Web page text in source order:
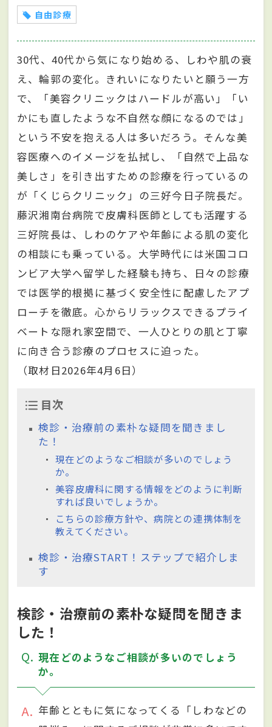
自由診療
30代、40代から気になり始める、しわや肌の衰
え、輪郭の変化。きれいになりたいと願う一方
で、「美容クリニックはハードルが高い」「い
かにも直したような不自然な顔になるのでは」
という不安を抱える人は多いだろう。そんな美
容医療へのイメージを払拭し、「自然で上品な
美しさ」を引き出すための診療を行っているの
が「くじらクリニック」の三好今日子院長だ。
藤沢湘南台病院で皮膚科医師としても活躍する
三好院長は、しわのケアや年齢による肌の変化
の相談にも乗っている。大学時代には米国コロ
ンビア大学へ留学した経験も持ち、日々の診療
では医学的根拠に基づく安全性に配慮したアプ
ローチを徹底。心からリラックスできるプライ
ベートな隠れ家空間で、一人ひとりの肌と丁寧
に向き合う診療のプロセスに迫った。
（取材日2026年4月6日）
目次
検診・治療前の素朴な疑問を聞きまし
た！
現在どのようなご相談が多いのでしょう
か。
美容皮膚科に関する情報をどのように判断
すれば良いでしょうか。
こちらの診療方針や、病院との連携体制を
教えてください。
検診・治療START！ステップで紹介しま
す
検診・治療前の素朴な疑問を聞きま
した！
Q
現在どのようなご相談が多いのでしょう
か。
A
年齢とともに気になってくる「しわなどの